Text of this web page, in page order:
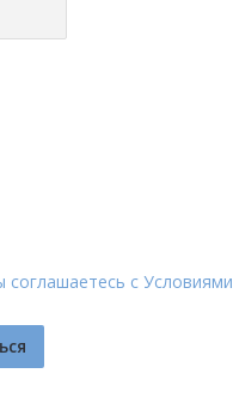
соглашаетесь с Условиями